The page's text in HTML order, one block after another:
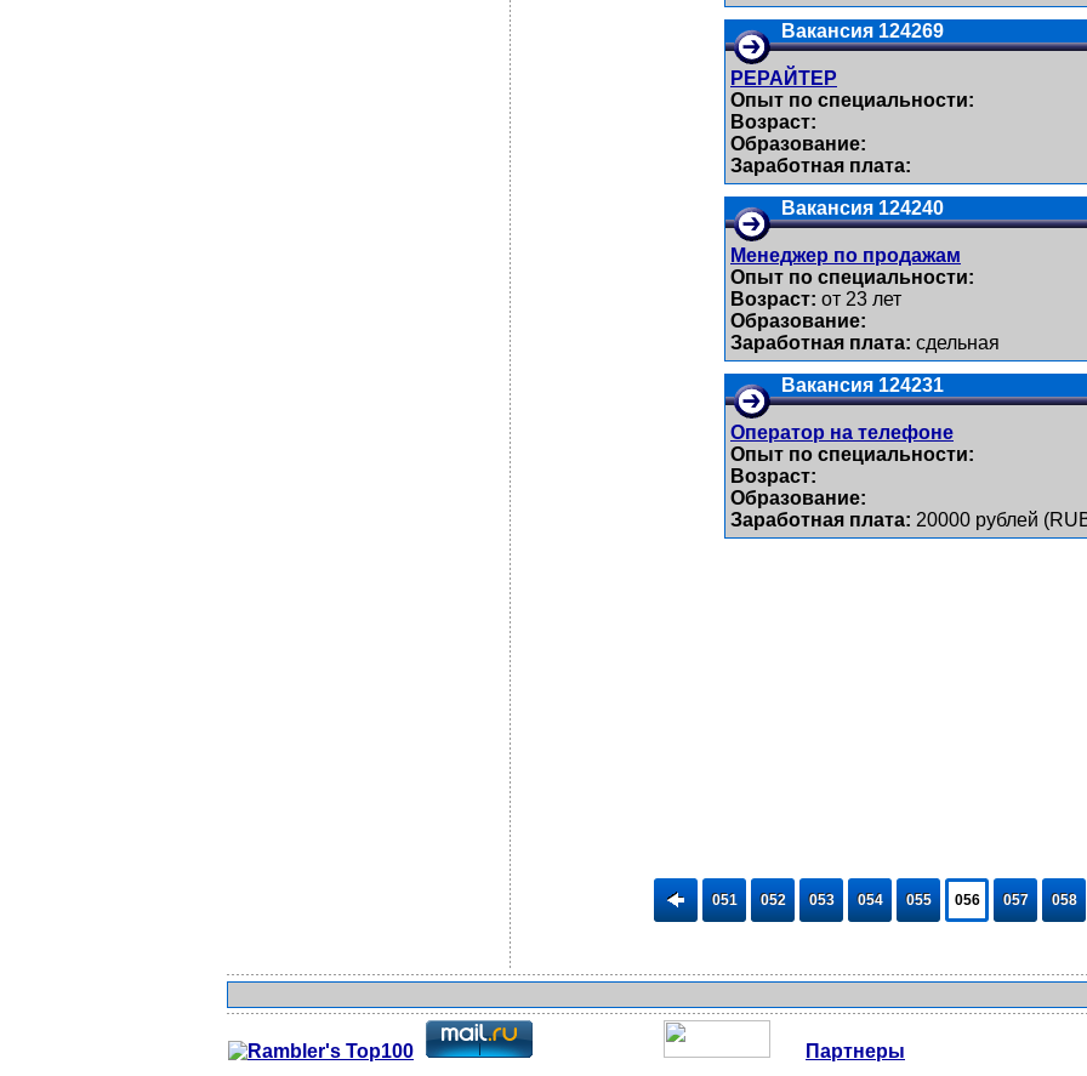
Вакансия 124269
РЕРАЙТЕР
Опыт по специальности:
Возраст:
Образование:
Заработная плата:
Вакансия 124240
Менеджер по продажам
Опыт по специальности:
Возраст: от 23 лет
Образование:
Заработная плата: сдельная
Вакансия 124231
Оператор на телефоне
Опыт по специальности:
Возраст:
Образование:
Заработная плата: 20000 рублей
051 052 053 054 055 056 057 058
Партнеры